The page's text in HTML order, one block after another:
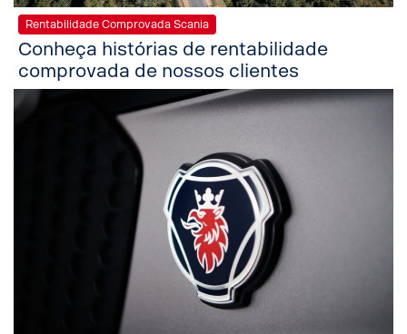
Rentabilidade Comprovada Scania
Conheça histórias de rentabilidade
comprovada de nossos clientes